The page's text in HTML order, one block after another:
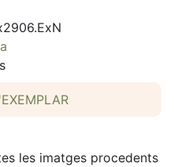
les imatges procedents